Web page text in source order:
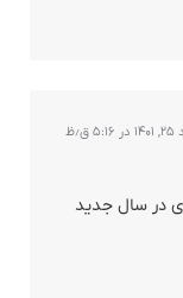
در سال جدید